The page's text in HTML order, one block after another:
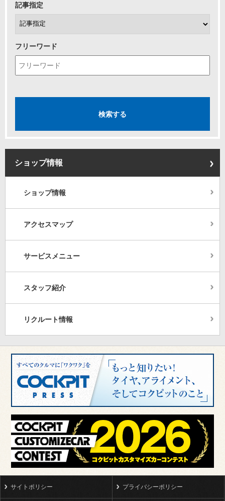
記事指定
フリーワード
ショップ情報
ショップ情報
アクセスマップ
サービスメニュー
スタッフ紹介
リクルート情報
サイトポリシー プライバシーポリシー